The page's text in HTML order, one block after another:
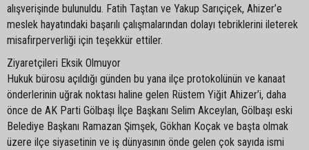
alışverişinde bulunuldu. Fatih Taştan ve Yakup Sarıçiçek, Ahizer’e
meslek hayatındaki başarılı çalışmalarından dolayı tebriklerini ileterek
misafirperverliği için teşekkür ettiler.
Ziyaretçileri Eksik Olmuyor
Hukuk bürosu açıldığı günden bu yana ilçe protokolünün ve kanaat
önderlerinin uğrak noktası haline gelen Rüstem Yiğit Ahizer’i, daha
önce de AK Parti Gölbaşı İlçe Başkanı Selim Akceylan, Gölbaşı eski
Belediye Başkanı Ramazan Şimşek, Gökhan Koçak ve başta olmak
üzere ilçe siyasetinin ve iş dünyasının önde gelen çok sayıda ismi